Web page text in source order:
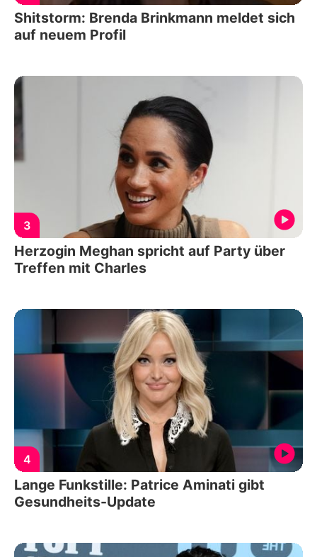
Shitstorm: Brenda Brinkmann meldet sich
auf neuem Profil
3
Herzogin Meghan spricht auf Party über
Treffen mit Charles
4
Lange Funkstille: Patrice Aminati gibt
Gesundheits-Update